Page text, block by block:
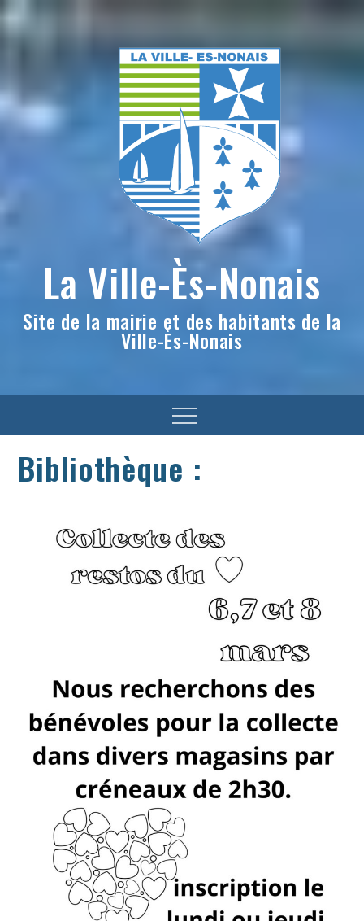
Skip
to
La Ville-Ès-Nonais
Site de la mairie et des habitants de la
Ville-Ès-Nonais
Menu
Bibliothèque :